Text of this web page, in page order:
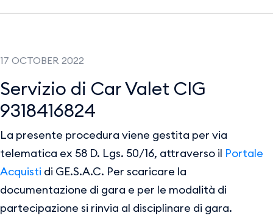
17 OCTOBER 2022
Servizio di Car Valet CIG
9318416824
La presente procedura viene gestita per via
telematica ex 58 D. Lgs. 50/16, attraverso il Portale
Acquisti di GE.S.A.C. Per scaricare la
documentazione di gara e per le modalità di
partecipazione si rinvia al disciplinare di gara.